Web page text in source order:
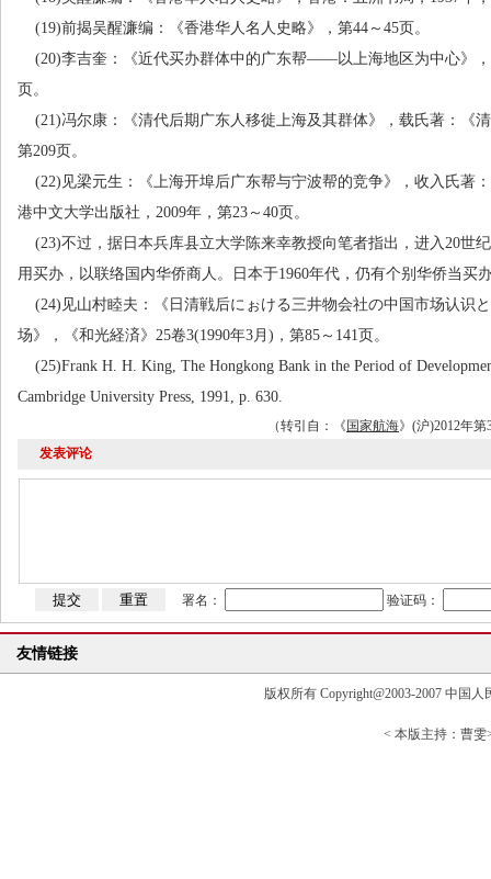
(19)前揭吴醒濂编：《香港华人名人史略》，第44 ～ 45页。
(20)李吉奎：《近代买办群体中的广东帮——以上海地区为中心》
页。
(21)冯尔康：《清代后期广东人移徙上海及其群体》，载氏著：《
第209页。
(22) 见梁元生：《上海开埠后广东帮与宁波帮的竞争》，收入氏著
港中文大学出版社， 2009年，第23 ～ 40页。
(23)不过，据日本兵库县立大学陈来幸教授向笔者指出，进入20世
用买办，以联络国内华侨商人。日本于1960年代，仍有个别华侨当买
(24) 见山村睦夫：《日清戦后にぉける三井物会社の中国市场认识と
场》，《和光経済》 25卷3(1990年3月 ) ，第85 ～ 141页。
(25)Frank H. H. King, The Hongkong Bank in the Period of
Cambridge University Press, 1991, p. 630.
（转引自： 《 国家航海》 (沪)2012年第
发表评论
署名： 验证码：
友情链接
版权所有 Copyright@2003-2007 中国
< 本版主持：曹雯